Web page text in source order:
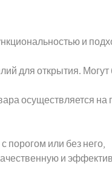
и
для открытия. Могут
осуществляется на
порогом или без него,
и